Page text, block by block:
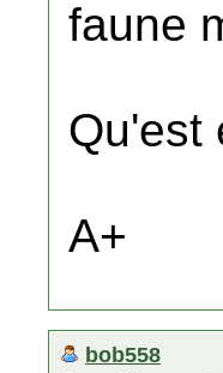
faune
Qu'est
A+
bob558